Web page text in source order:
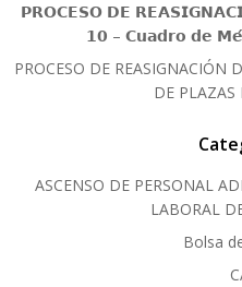
𝗣𝗥𝗢𝗖𝗘𝗦𝗢 𝗗𝗘
𝟭𝟬 – 𝗖𝘂𝗮𝗱𝗿𝗼 𝗱𝗲
PROCESO DE REASIGNACIÓN
DE PLAZAS
ASCENSO DE PERSONAL
LABORAL
Bolsa